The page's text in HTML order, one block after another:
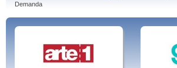
Demanda